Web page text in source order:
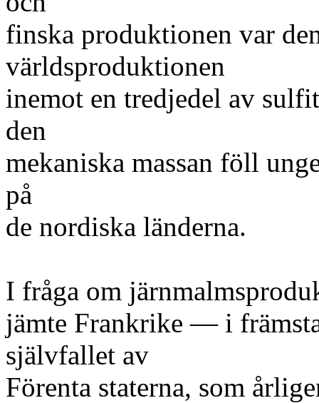
finska produktionen var
världsproduktionen
inemot en tredjedel av
den
mekaniska massan föll
på
de nordiska länderna.
I fråga om
jämte Frankrike — i
självfallet av
Förenta staterna, som